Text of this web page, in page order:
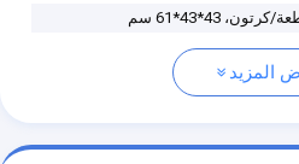
المزيد